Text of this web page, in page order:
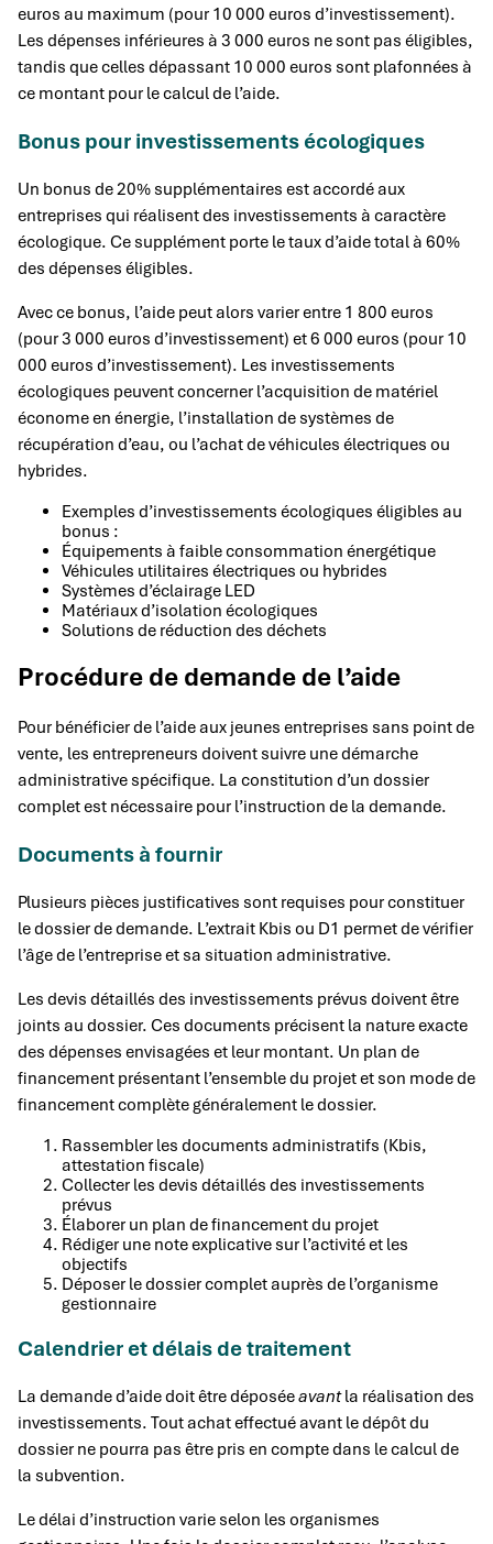
euros au maximum (pour 10 000 euros d’investissement).
Les dépenses inférieures à 3 000 euros ne sont pas éligibles,
tandis que celles dépassant 10 000 euros sont plafonnées à
ce montant pour le calcul de l’aide.
Bonus pour investissements écologiques
Un bonus de 20% supplémentaires est accordé aux
entreprises qui réalisent des investissements à caractère
écologique. Ce supplément porte le taux d’aide total à 60%
des dépenses éligibles.
Avec ce bonus, l’aide peut alors varier entre 1 800 euros
(pour 3 000 euros d’investissement) et 6 000 euros (pour 10
000 euros d’investissement). Les investissements
écologiques peuvent concerner l’acquisition de matériel
économe en énergie, l’installation de systèmes de
récupération d’eau, ou l’achat de véhicules électriques ou
hybrides.
Exemples d’investissements écologiques éligibles au
bonus :
Équipements à faible consommation énergétique
Véhicules utilitaires électriques ou hybrides
Systèmes d’éclairage LED
Matériaux d’isolation écologiques
Solutions de réduction des déchets
Procédure de demande de l’aide
Pour bénéficier de l’aide aux jeunes entreprises sans point de
vente, les entrepreneurs doivent suivre une démarche
administrative spécifique. La constitution d’un dossier
complet est nécessaire pour l’instruction de la demande.
Documents à fournir
Plusieurs pièces justificatives sont requises pour constituer
le dossier de demande. L’extrait Kbis ou D1 permet de vérifier
l’âge de l’entreprise et sa situation administrative.
Les devis détaillés des investissements prévus doivent être
joints au dossier. Ces documents précisent la nature exacte
des dépenses envisagées et leur montant. Un plan de
financement présentant l’ensemble du projet et son mode de
financement complète généralement le dossier.
Rassembler les documents administratifs (Kbis,
attestation fiscale)
Collecter les devis détaillés des investissements
prévus
Élaborer un plan de financement du projet
Rédiger une note explicative sur l’activité et les
objectifs
Déposer le dossier complet auprès de l’organisme
gestionnaire
Calendrier et délais de traitement
La demande d’aide doit être déposéeavantla réalisation des
investissements. Tout achat effectué avant le dépôt du
dossier ne pourra pas être pris en compte dans le calcul de
la subvention.
Le délai d’instruction varie selon les organismes